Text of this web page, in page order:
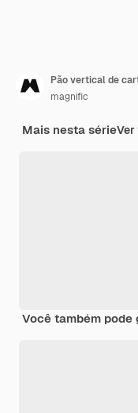
Pão vertical de
magnific
Mais nesta sérieVer
Você também